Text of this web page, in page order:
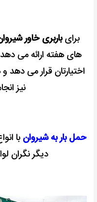
برایباربری خاور
های هفته ارائه می دهد
اختیارتان قرار می دهد و
نیز
حمل بار به شیروان با
دیگر نگران